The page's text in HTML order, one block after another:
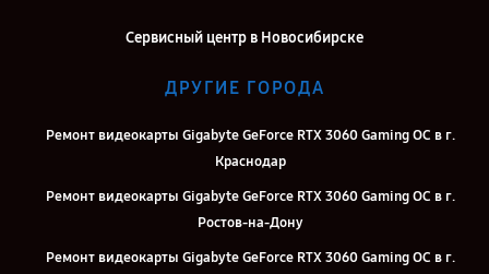
Сервисный центр в Новосибирске
ДРУГИЕ ГОРОДА
Ремонт видеокарты Gigabyte GeForce RTX 3060 Gaming OC в г.
Краснодар
Ремонт видеокарты Gigabyte GeForce RTX 3060 Gaming OC в г.
Ростов-на-Дону
Ремонт видеокарты Gigabyte GeForce RTX 3060 Gaming OC в г.